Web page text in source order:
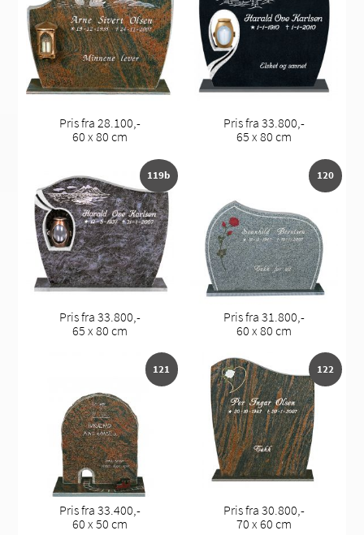
Pris fra 28.100,-
60 x 80 cm
Pris fra 33.800,-
65 x 80 cm
119b
Pris fra 33.800,-
65 x 80 cm
120
Pris fra 31.800,-
60 x 80 cm
121
Pris fra 33.400,-
60 x 50 cm
122
Pris fra 30.800,-
70 x 60 cm